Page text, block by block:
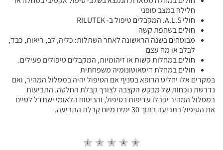
חלילה במצב סופני
חולי A.L.S. המקבלים טיפול ב- RILUTEK
חולים בשחפת קשה
מבוטחים בשנה הראשונה לאחר השתלות: כליה, לב, ריאות, כבד,
לבלב או מח עצם
חולים במחלות קשות או זיהומיות, המקבלים טיפולים פעילים.
חולים במחלת דיסאוטונומיה משפחתית
במקרים אלו יחליט הרופא בסניף אם הטיפול יהיה במסלול המהיר, ואם
נדרשת נוכחות של מבקש הקצבה לצורך קבלת החלטה. התביעות
במסלול המהיר יקבלו עדיפות בטיפול, והביטוח הלאומי ישתדל לסיים
את הטיפול בתביעה בתוך 30 ימים מיום קבלת התביעה.